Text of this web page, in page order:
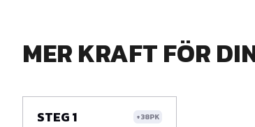
MER KRAFT FÖR
STEG 1 +38PK